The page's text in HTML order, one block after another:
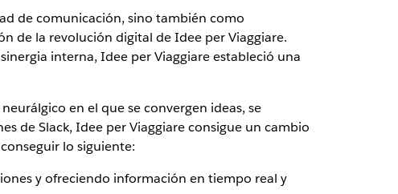
de comunicación, sino también como
de la revolución digital de Idee per Viaggiare.
interna, Idee per Viaggiare estableció una
en el que se convergen ideas, se
de Slack, Idee per Viaggiare consigue un cambio
lo siguiente:
y ofreciendo información en tiempo real y